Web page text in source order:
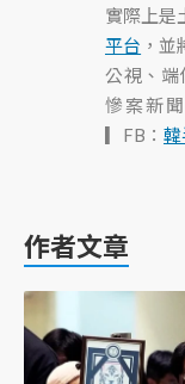
實際上是
平台 ，
公視、端
慘案新
▎FB：
作者文章